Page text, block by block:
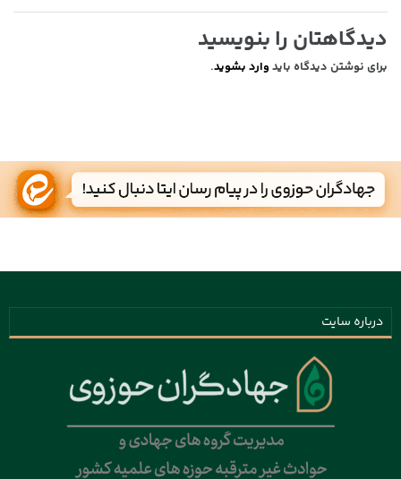
دیدگاهتان را بنویسید
برای نوشتن دیدگاه باید وارد بشوید.
درباره سایت